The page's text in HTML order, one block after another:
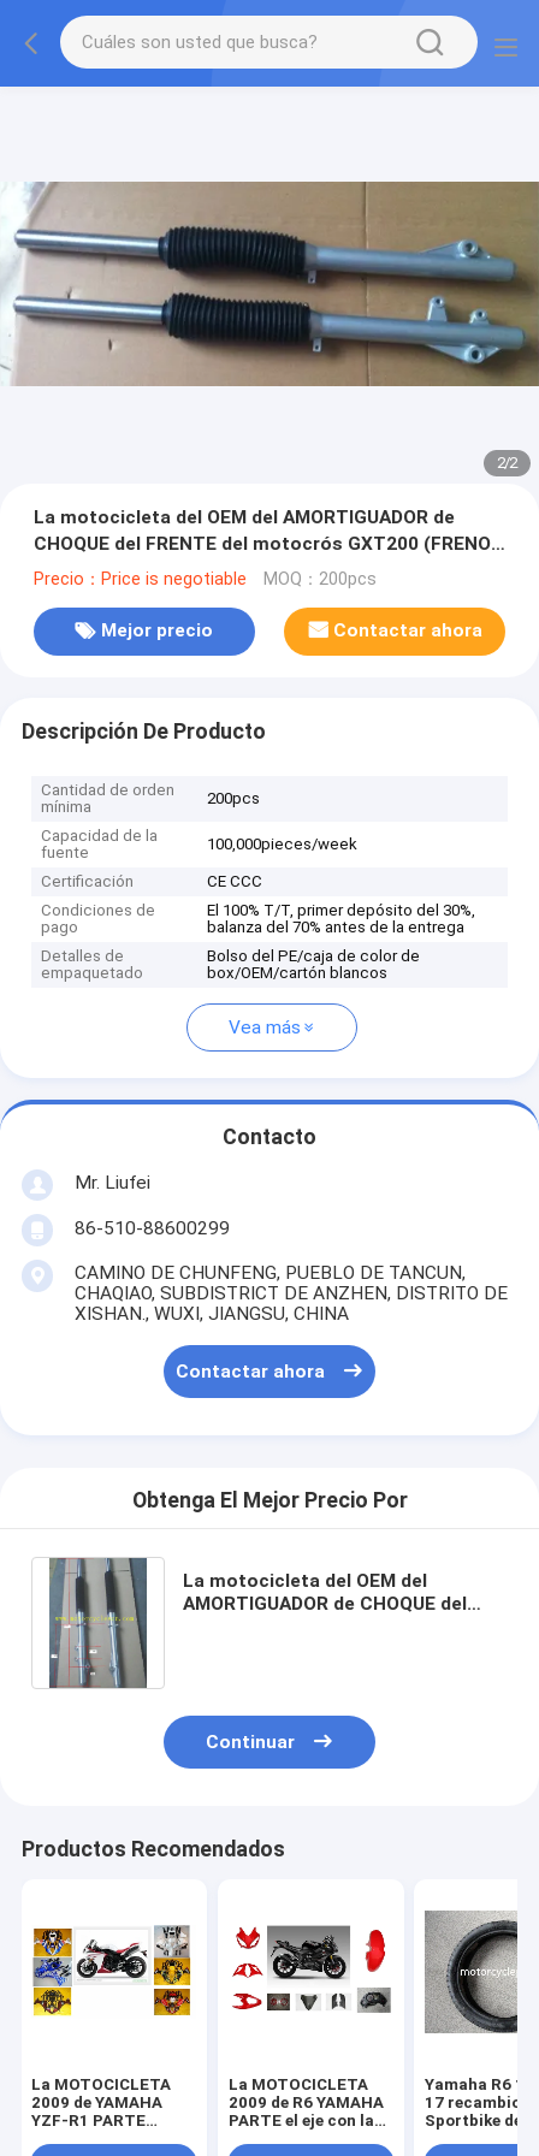
2/2
La motocicleta del OEM del AMORTIGUADOR de
CHOQUE del FRENTE del motocrós GXT200 (FRENO
de DISCO) parte GXT200
Precio：Price is negotiable MOQ：200pcs
Mejor precio Contactar ahora
Descripción De Producto
Cantidad de orden
mínima
200pcs
Capacidad de la
fuente
100,000pieces/week
Certificación
CE CCC
Condiciones de
pago
El 100% T/T, primer depósito del 30%,
balanza del 70% antes de la entrega
Detalles de
empaquetado
Bolso del PE/caja de color de
box/OEM/cartón blancos
Vea más
Contacto
Mr. Liufei
86-510-88600299
CAMINO DE CHUNFENG, PUEBLO DE TANCUN,
CHAQIAO, SUBDISTRICT DE ANZHEN, DISTRITO DE
XISHAN., WUXI, JIANGSU, CHINA
Contactar ahora
Obtenga El Mejor Precio Por
La motocicleta del OEM del
AMORTIGUADOR de CHOQUE del
Continuar
Productos Recomendados
La MOTOCICLETA
2009 de YAMAHA
YZF-R1 PARTE
La MOTOCICLETA
2009 de R6 YAMAHA
PARTE el eje con la
Yamaha R6
17 recambios
Sportbike de